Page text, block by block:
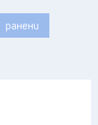
ранени